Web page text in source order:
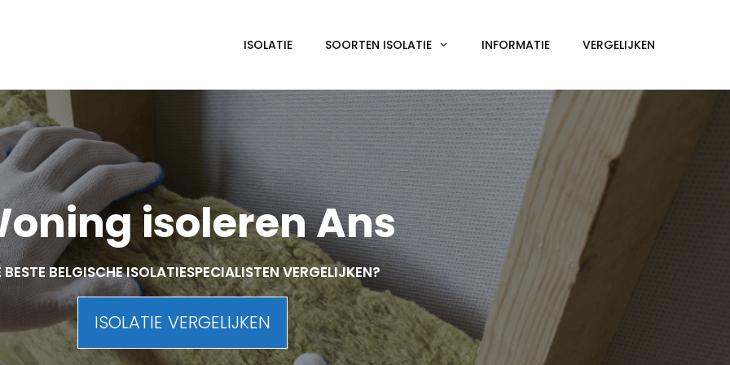
ISOLATIE SOORTEN ISOLATIE INFORMATIE VERGELIJKEN
isoleren Ans
BESTE BELGISCHE ISOLATIESPECIALISTEN VERGELIJKEN?
ISOLATIE VERGELIJKEN